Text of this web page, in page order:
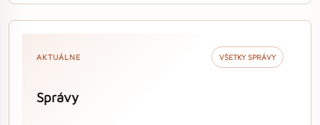
AKTUÁLNE VŠETKY SPRÁVY
Správy